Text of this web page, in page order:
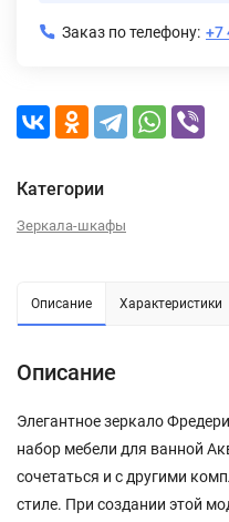
Заказ по телефону: +7
Категории
Зеркала-шкафы
Описание Характеристики
Описание
Элегантное зеркало
набор мебели для ванной
сочетаться и с другими
стиле. При создании этой